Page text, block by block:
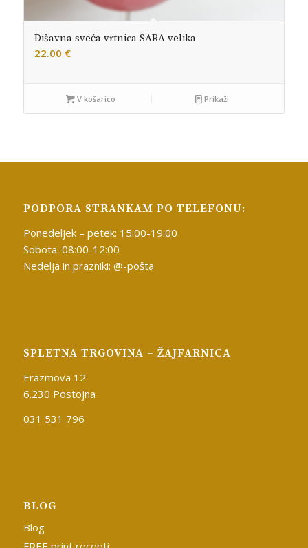
Dišavna sveča vrtnica SARA velika
22.00 €
V košarico Prikaži
PODPORA STRANKAM PO TELEFONU:
Ponedeljek – petek: 15:00-19:00
Sobota: 08:00-12:00
Nedelja in prazniki: @-pošta
SPLETNA TRGOVINA – ŽAJFARNICA
Erazmova 12
6.230 Postojna
031 531 796
BLOG
Blog